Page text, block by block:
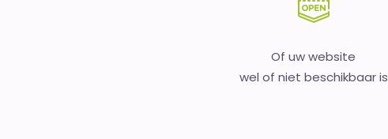
Of uw website
wel of niet beschikbaar is